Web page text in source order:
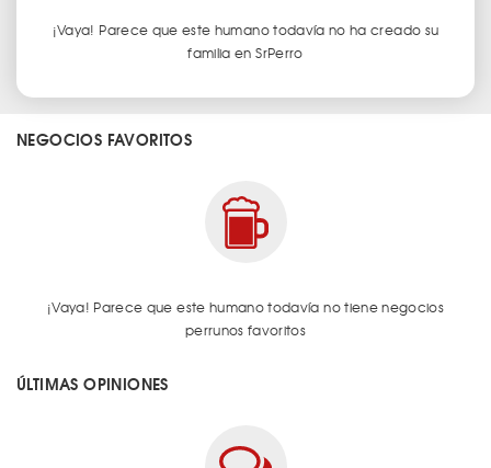
¡Vaya! Parece que este humano todavía no ha creado su
familia en SrPerro
NEGOCIOS FAVORITOS
¡Vaya! Parece que este humano todavía no tiene negocios
perrunos favoritos
ÚLTIMAS OPINIONES